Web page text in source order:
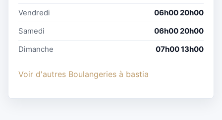
Vendredi
06h00 20h00
Samedi
06h00 20h00
Dimanche
07h00 13h00
Voir d'autres Boulangeries à bastia